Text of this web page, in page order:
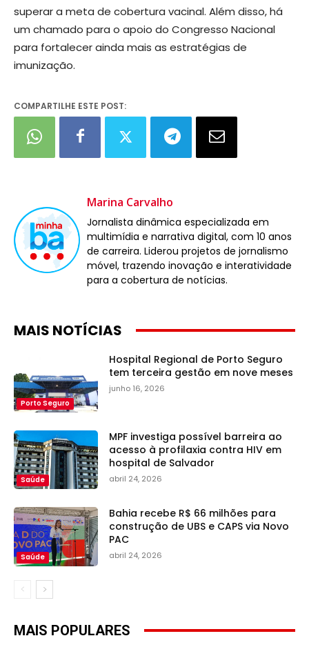
superar a meta de cobertura vacinal. Além disso, há
um chamado para o apoio do Congresso Nacional
para fortalecer ainda mais as estratégias de
imunização.
COMPARTILHE ESTE POST:
Marina Carvalho
Jornalista dinâmica especializada em
multimídia e narrativa digital, com 10 anos
de carreira. Liderou projetos de jornalismo
móvel, trazendo inovação e interatividade
para a cobertura de notícias.
MAIS NOTÍCIAS
Porto Seguro
Hospital Regional de Porto Seguro
tem terceira gestão em nove meses
junho 16, 2026
Saúde
MPF investiga possível barreira ao
acesso à profilaxia contra HIV em
hospital de Salvador
abril 24, 2026
Saúde
Bahia recebe R$ 66 milhões para
construção de UBS e CAPS via Novo
PAC
abril 24, 2026
MAIS POPULARES